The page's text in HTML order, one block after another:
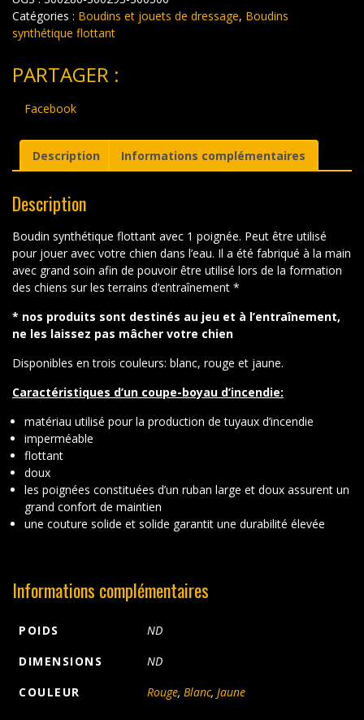
3x16cm
Catégories : Boudins et jouets de dressage, Boudins
synthétique flottant
PARTAGER :
Facebook
Description Informations complémentaires
Description
Boudin synthétique flottant avec 1 poignée. Peut être utilisé
pour jouer avec votre chien dans l’eau. Il a été fabriqué à la main
avec grand soin afin de pouvoir être utilisé lors de la formation
des chiens sur les terrains d’entraînement *
* nos produits sont destinés au jeu et à l’entraînement,
ne les laissez pas mâcher votre chien
Disponibles en trois couleurs: blanc, rouge et jaune.
Caractéristiques d’un coupe-boyau d’incendie:
matériau utilisé pour la production de tuyaux d’incendie
imperméable
flottant
doux
les poignées constituées d’un ruban large et doux assurent un
grand confort de maintien
une couture solide et solide garantit une durabilité élevée
Informations complémentaires
POIDS
ND
DIMENSIONS
ND
COULEUR
Rouge, Blanc, Jaune